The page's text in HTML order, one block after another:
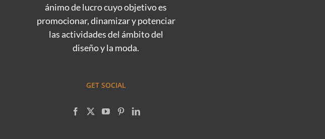
ánimo de lucro cuyo objetivo es
promocionar, dinamizar y potenciar
las actividades del ámbito del
diseño y la moda.
GET SOCIAL